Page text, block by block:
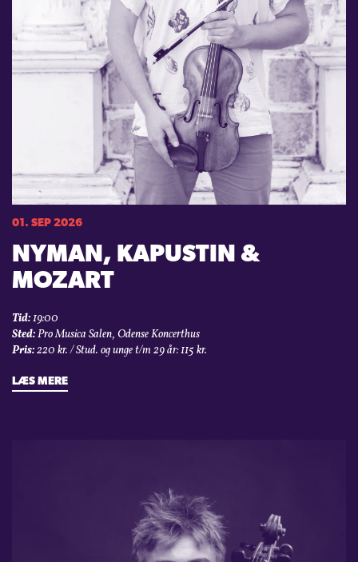
01. SEP 2026
NYMAN, KAPUSTIN &
MOZART
Tid:19:00
Sted:Pro Musica Salen, Odense Koncerthus
Pris:220 kr. / Stud. og unge t/m 29 år: 115 kr.
LÆS MERE